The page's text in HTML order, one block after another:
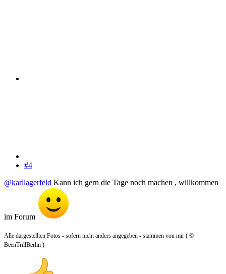
#4
@karllagerfeld Kann ich gern die Tage noch machen , willkommen
im Forum
Alle dargestellten Fotos - sofern nicht anders angegeben - stammen von mir ( ©
BeenTrillBerlin )